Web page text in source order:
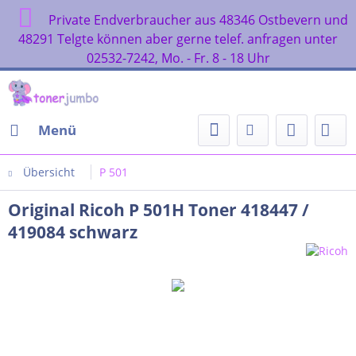
Private Endverbraucher aus 48346 Ostbevern und
48291 Telgte können aber gerne telef. anfragen unter
02532-7242, Mo. - Fr. 8 - 18 Uhr
Menü
Übersicht P 501
Original Ricoh P 501H Toner 418447 /
419084 schwarz